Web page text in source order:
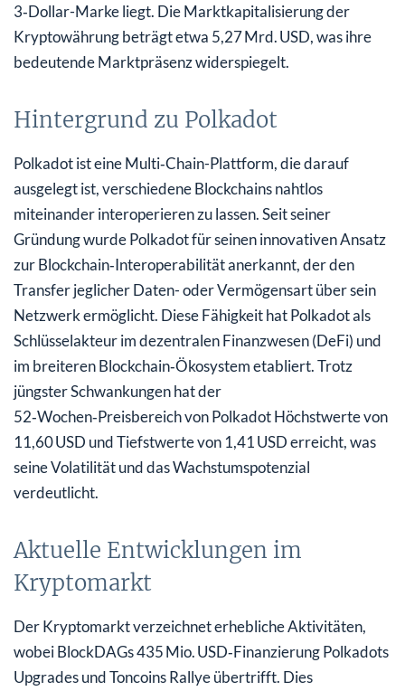
3‑Dollar-Marke liegt. Die Marktkapitalisierung der
Kryptowährung beträgt etwa 5,27 Mrd. USD, was ihre
bedeutende Marktpräsenz widerspiegelt.
Hintergrund zu Polkadot
Polkadot ist eine Multi‑Chain-Plattform, die darauf
ausgelegt ist, verschiedene Blockchains nahtlos
miteinander interoperieren zu lassen. Seit seiner
Gründung wurde Polkadot für seinen innovativen Ansatz
zur Blockchain‑Interoperabilität anerkannt, der den
Transfer jeglicher Daten- oder Vermögensart über sein
Netzwerk ermöglicht. Diese Fähigkeit hat Polkadot als
Schlüsselakteur im dezentralen Finanzwesen (DeFi) und
im breiteren Blockchain‑Ökosystem etabliert. Trotz
jüngster Schwankungen hat der
52‑Wochen‑Preisbereich von Polkadot Höchstwerte von
11,60 USD und Tiefstwerte von 1,41 USD erreicht, was
seine Volatilität und das Wachstumspotenzial
verdeutlicht.
Aktuelle Entwicklungen im
Kryptomarkt
Der Kryptomarkt verzeichnet erhebliche Aktivitäten,
wobei BlockDAGs 435 Mio. USD‑Finanzierung Polkadots
Upgrades und Toncoins Rallye übertrifft. Dies